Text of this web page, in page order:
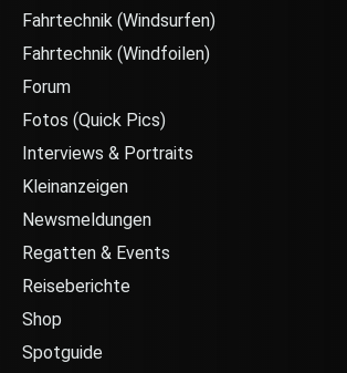
Fahrtechnik (Windsurfen)
Fahrtechnik (Windfoilen)
Forum
Fotos (Quick Pics)
Interviews & Portraits
Kleinanzeigen
Newsmeldungen
Regatten & Events
Reiseberichte
Shop
Spotguide